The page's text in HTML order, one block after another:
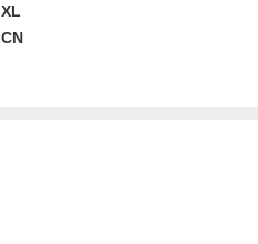
XL
CN